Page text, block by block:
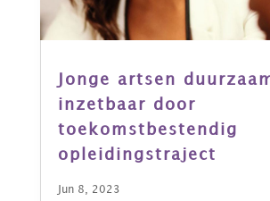
Jonge artsen
inzetbaar door
toekomstbestendig
opleidingstraject
Jun 8, 2023